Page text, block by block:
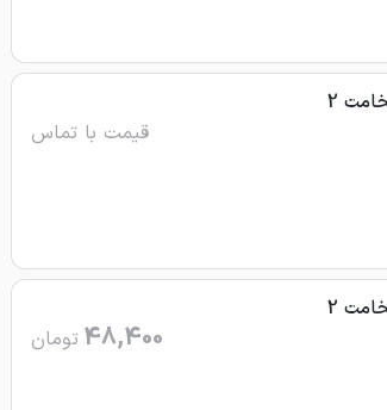
قیمت با تماس
48,400 تومان